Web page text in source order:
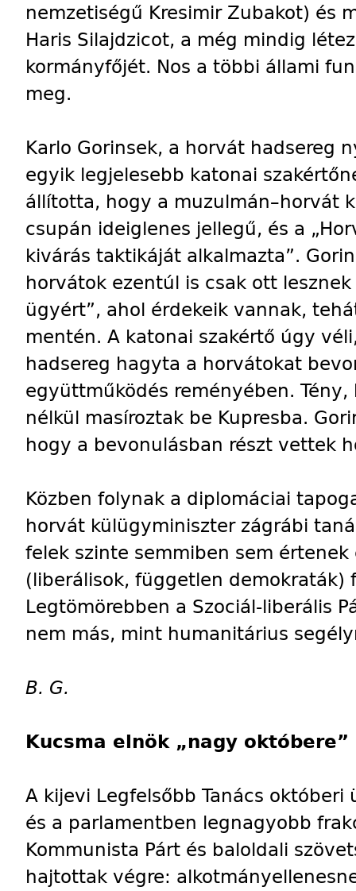
nemzetiségű Kresimir Zubakot) és
Haris Silajdzicot, a még mindig
kormányfőjét. Nos a többi állami
meg.
Karlo Gorinsek, a horvát hadsereg
egyik legjelesebb katonai
állította, hogy a muzulmán–horvát
csupán ideiglenes jellegű, és a
kivárás taktikáját alkalmazta”.
horvátok ezentúl is csak ott
ügyért”, ahol érdekeik vannak,
mentén. A katonai szakértő úgy
hadsereg hagyta a horvátokat
együttműködés reményében.
nélkül masíroztak be Kupresba.
hogy a bevonulásban részt vettek
Közben folynak a diplomáciai
horvát külügyminiszter zágrábi
felek szinte semmiben sem
(liberálisok, független demokraták)
Legtömörebben a Szociál-liberális
nem más, mint humanitárius
B. G.
Kucsma elnök „nagy októbere”
A kijevi Legfelsőbb Tanács
és a parlamentben legnagyobb
Kommunista Párt és baloldali
hajtottak végre: